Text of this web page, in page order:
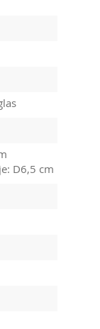
D6,5 cm